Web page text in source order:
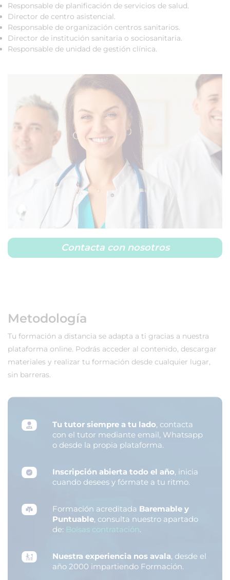
Responsable de planificación de servicios de salud.
Director de centro asistencial.
Responsable de organización centros sanitarios.
Director de institución sanitaria o sociosanitaria.
Responsable de unidad de gestión clínica.
Contacta con nosotros
Metodología
Tu formación a distancia se adapta a ti gracias a nuestra
plataforma online. Podrás acceder al contenido, descargar
materiales y realizar tu formación desde cualquier lugar,
sin barreras.
Tu tutor siempre a tu lado, contacta
con el tutor mediante email, Whatsapp
o desde la propia plataforma.
Inscripción abierta todo el año, inicia
cuando desees y fórmate a tu ritmo.
Formación acreditada Baremable y
Puntuable, consulta nuestro apartado
de: Bolsas contratación.
Nuestra experiencia nos avala, desde el
año 2000 impartiendo Formación.